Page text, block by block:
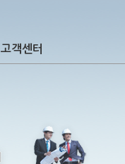
고객센터